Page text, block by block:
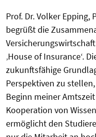
Prof. Dr. Volker
begrüßt die
‚House of Insurance‘.
zukunftsfähige
Perspektiven zu
Beginn meiner
Kooperation von
ermöglicht den